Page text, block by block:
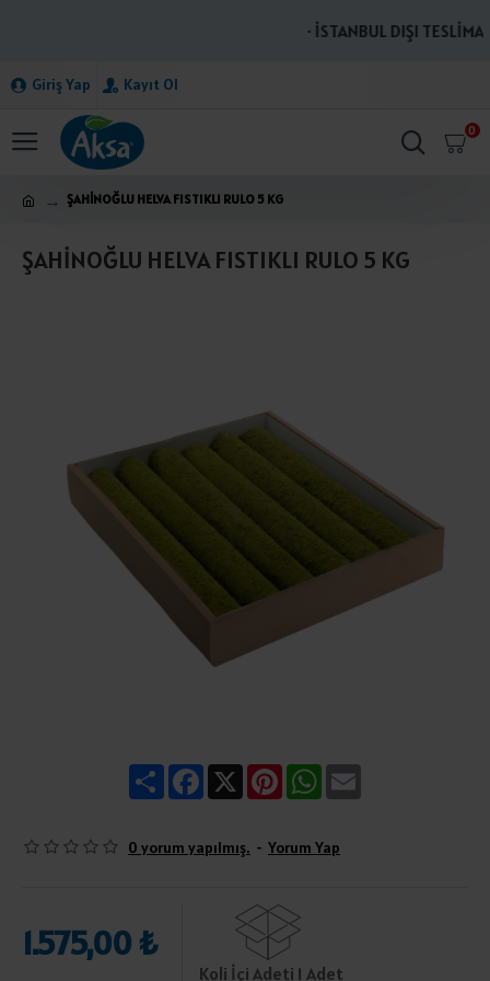
· İSTANBUL DIŞI
Giriş Yap Kayıt Ol
0
ŞAHİNOĞLU HELVA FISTIKLI RULO 5 KG
ŞAHİNOĞLU HELVA FISTIKLI RULO 5 KG
ShareFacebook
X PinterestWhatsApp
0 yorum yapılmış. - Yorum Yap
1.575,00 ₺
Koli İçi Adeti 1 Adet